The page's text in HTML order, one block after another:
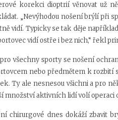
korekci dioptrií věnovat už
„Nevýhodou nošení brýlí při
vidí. Typicky se tak děje
vidí ostře i bez nich,“ řekl
všechny sporty se nošení
nebo předmětem k rozbití
Ty ale nesnesou všichni a pro
množství aktivních lidí volí operaci
chirurgové dnes dokáží zbavit